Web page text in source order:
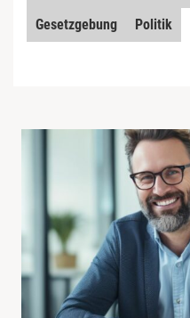
Gesetzgebung
Politik